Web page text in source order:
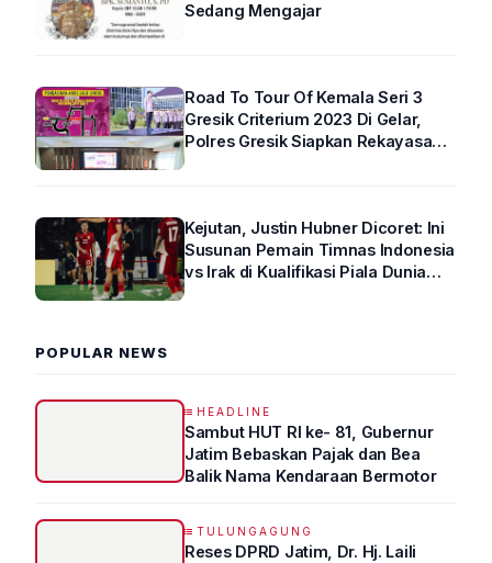
Sedang Mengajar
Road To Tour Of Kemala Seri 3
Gresik Criterium 2023 Di Gelar,
Polres Gresik Siapkan Rekayasa
Kejutan, Justin Hubner Dicoret: Ini
Susunan Pemain Timnas Indonesia
vs Irak di Kualifikasi Piala Dunia
POPULAR NEWS
HEADLINE
Sambut HUT RI ke- 81, Gubernur
Jatim Bebaskan Pajak dan Bea
Balik Nama Kendaraan Bermotor
TULUNGAGUNG
Reses DPRD Jatim, Dr. Hj. Laili